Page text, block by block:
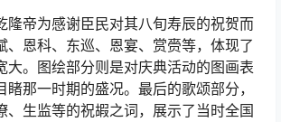
隆帝为感谢臣民对其八旬寿辰的祝贺而
、恩科、东巡、恩宴、赏赍等，体现了
大。图绘部分则是对庆典活动的图画表
那一时期的盛况。最后的歌颂部分，
、生监等的祝嘏之词，展示了当时全国